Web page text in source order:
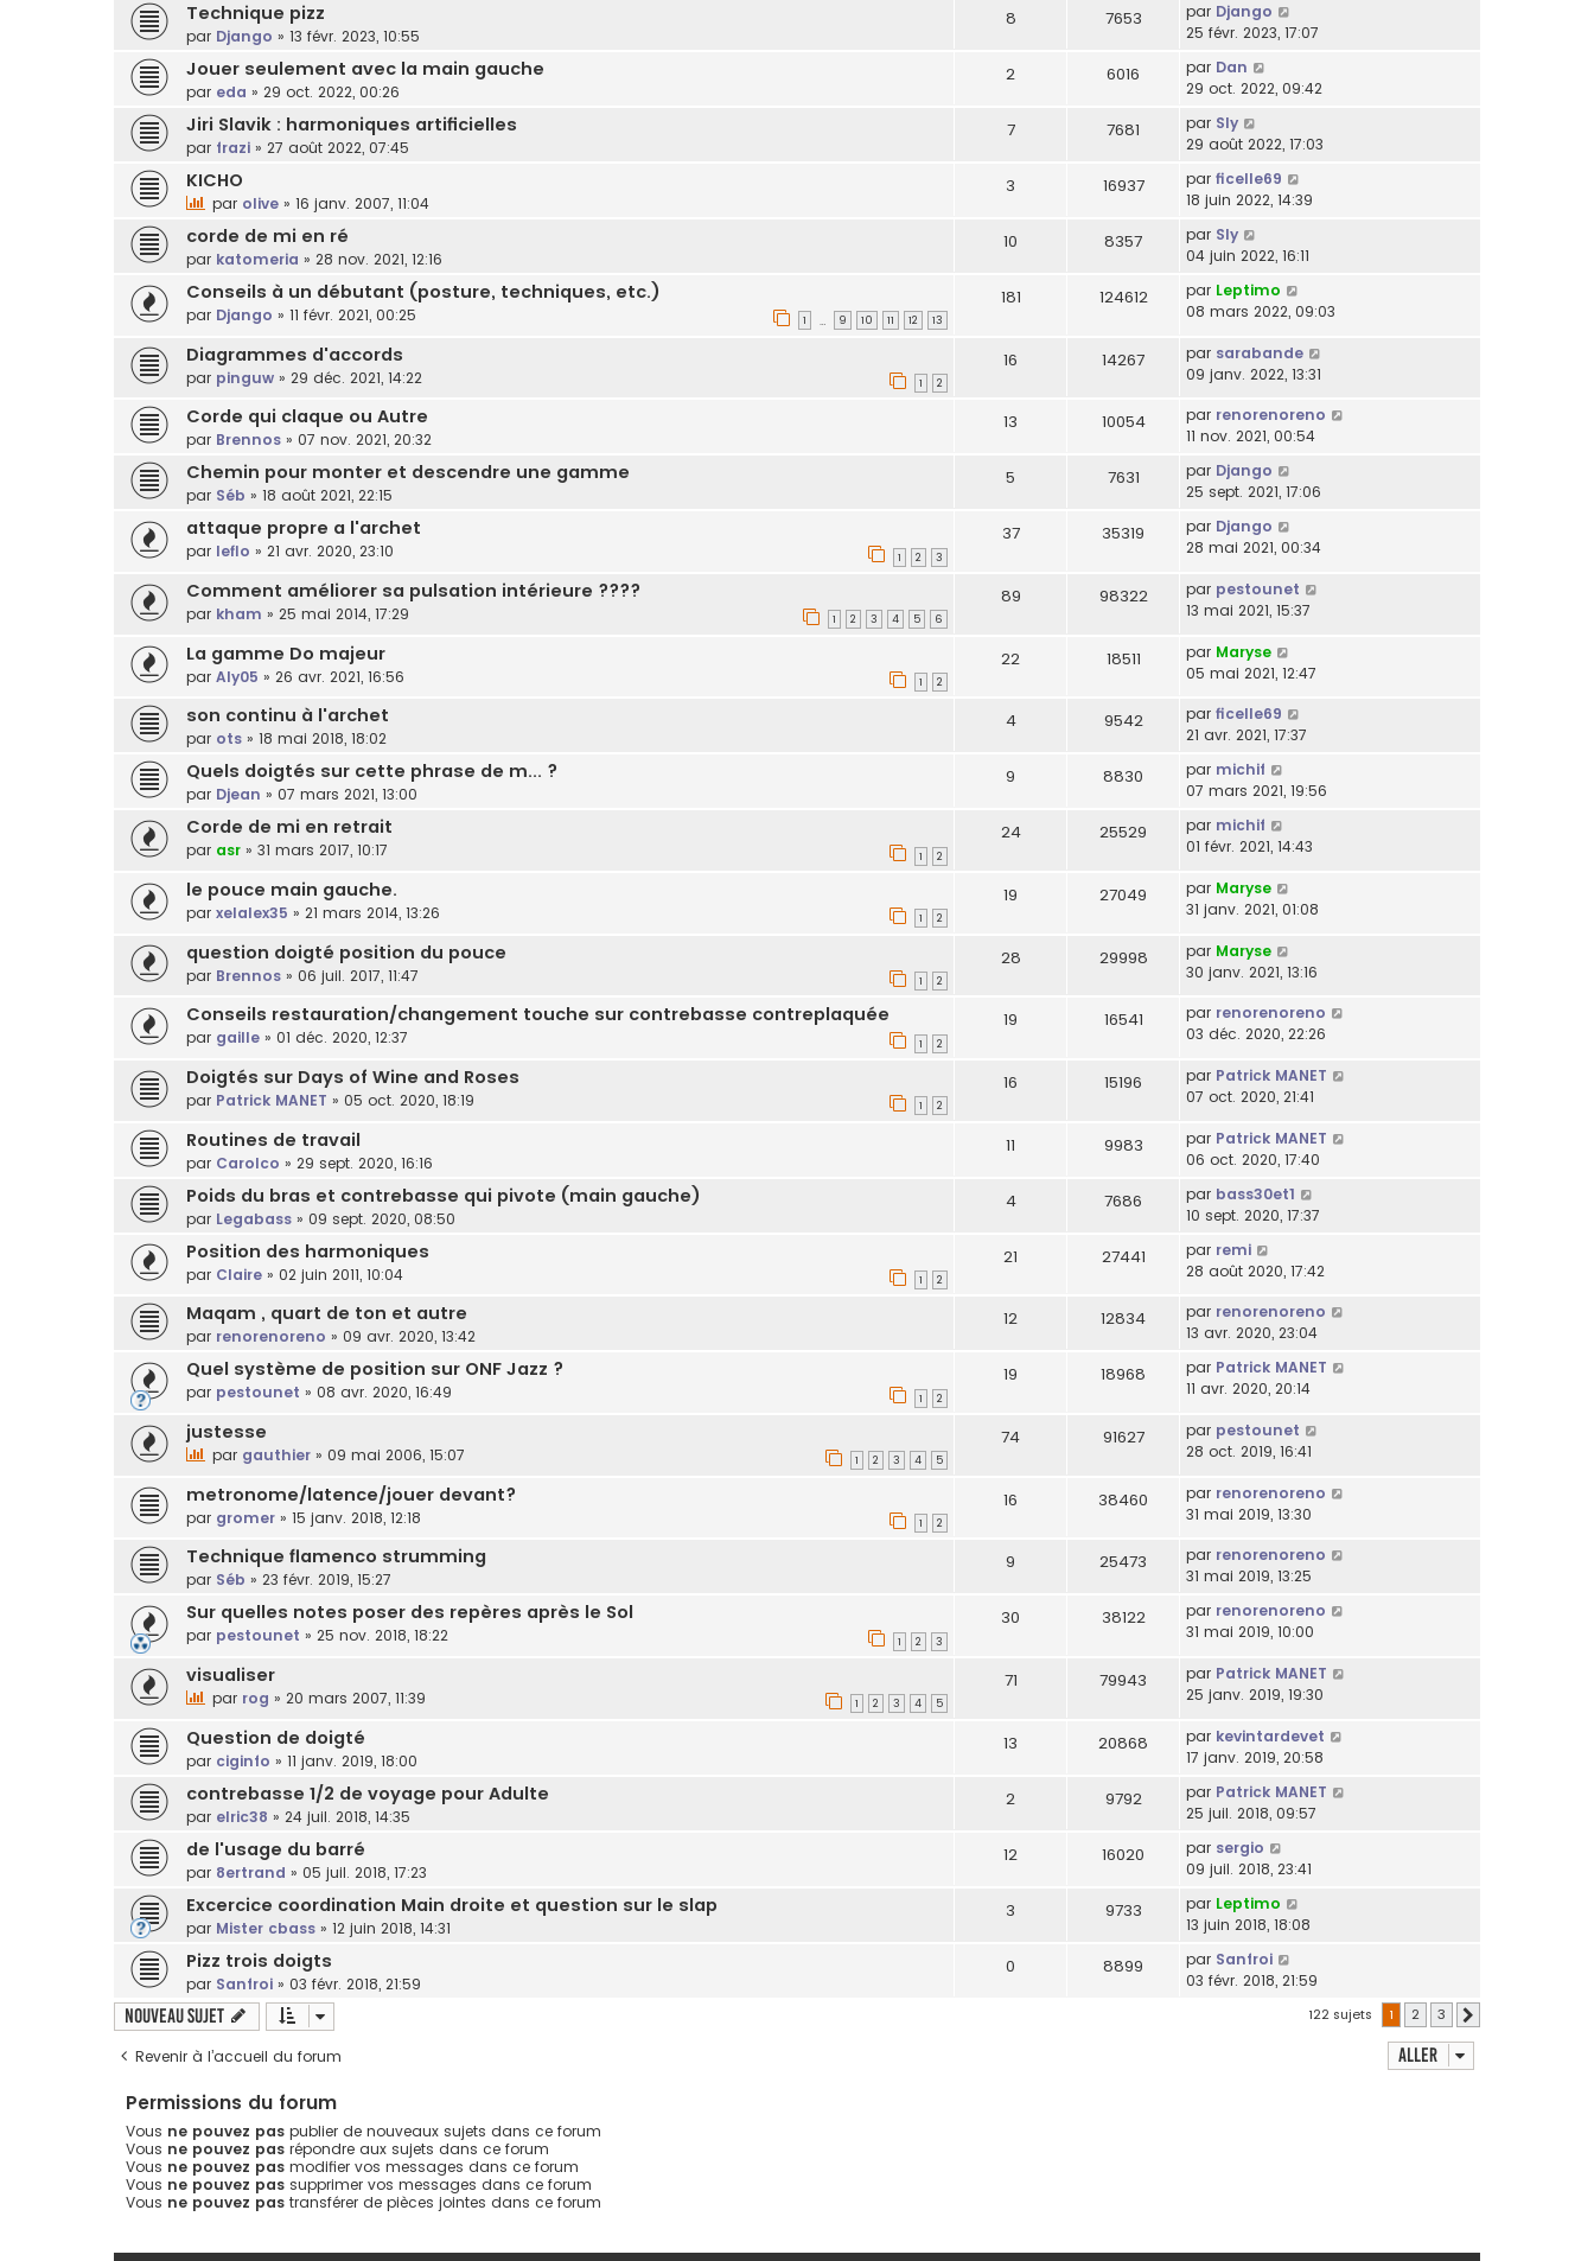
Technique pizz
par Django » 13 févr. 2023, 10:55
8 7653 par Django
25 févr. 2023, 17:07
Jouer seulement avec la main gauche
par eda » 29 oct. 2022, 00:26
2 6016 par Dan
29 oct. 2022, 09:42
Jiri Slavik : harmoniques artificielles
par frazi » 27 août 2022, 07:45
7 7681 par Sly
29 août 2022, 17:03
KICHO
par olive » 16 janv. 2007, 11:04
3 16937 par ficelle69
18 juin 2022, 14:39
corde de mi en ré
par katomeria » 28 nov. 2021, 12:16
10 8357 par Sly
04 juin 2022, 16:11
Conseils à un débutant (posture, techniques, etc.)
par Django » 11 févr. 2021, 00:25 1 … 9 10 11 12 13
181 124612 par Leptimo
08 mars 2022, 09:03
Diagrammes d'accords
par pinguw » 29 déc. 2021, 14:22 1 2
16 14267 par sarabande
09 janv. 2022, 13:31
Corde qui claque ou Autre
par Brennos » 07 nov. 2021, 20:32
13 10054 par renorenoreno
11 nov. 2021, 00:54
Chemin pour monter et descendre une gamme
par Séb » 18 août 2021, 22:15
5 7631 par Django
25 sept. 2021, 17:06
attaque propre a l'archet
par leflo » 21 avr. 2020, 23:10 1 2 3
37 35319 par Django
28 mai 2021, 00:34
Comment améliorer sa pulsation intérieure ????
par kham » 25 mai 2014, 17:29 1 2 3 4 5 6
89 98322 par pestounet
13 mai 2021, 15:37
La gamme Do majeur
par Aly05 » 26 avr. 2021, 16:56 1 2
22 18511 par Maryse
05 mai 2021, 12:47
son continu à l'archet
par ots » 18 mai 2018, 18:02
4 9542 par ficelle69
21 avr. 2021, 17:37
Quels doigtés sur cette phrase de m... ?
par Djean » 07 mars 2021, 13:00
9 8830 par michif
07 mars 2021, 19:56
Corde de mi en retrait
par asr » 31 mars 2017, 10:17 1 2
24 25529 par michif
01 févr. 2021, 14:43
le pouce main gauche.
par xelalex35 » 21 mars 2014, 13:26 1 2
19 27049 par Maryse
31 janv. 2021, 01:08
question doigté position du pouce
par Brennos » 06 juil. 2017, 11:47 1 2
28 29998 par Maryse
30 janv. 2021, 13:16
Conseils restauration/changement touche sur contrebasse contreplaquée
par gaille » 01 déc. 2020, 12:37 1 2
19 16541 par renorenoreno
03 déc. 2020, 22:26
Doigtés sur Days of Wine and Roses
par Patrick MANET » 05 oct. 2020, 18:19 1 2
16 15196 par Patrick MANET
07 oct. 2020, 21:41
Routines de travail
par Carolco » 29 sept. 2020, 16:16
11 9983 par Patrick MANET
06 oct. 2020, 17:40
Poids du bras et contrebasse qui pivote (main gauche)
par Legabass » 09 sept. 2020, 08:50
4 7686 par bass30et1
10 sept. 2020, 17:37
Position des harmoniques
par Claire » 02 juin 2011, 10:04 1 2
21 27441 par remi
28 août 2020, 17:42
Maqam , quart de ton et autre
par renorenoreno » 09 avr. 2020, 13:42
12 12834 par renorenoreno
13 avr. 2020, 23:04
Quel système de position sur ONF Jazz ?
par pestounet » 08 avr. 2020, 16:49 1 2
19 18968 par Patrick MANET
11 avr. 2020, 20:14
justesse
par gauthier » 09 mai 2006, 15:07 1 2 3 4 5
74 91627 par pestounet
28 oct. 2019, 16:41
metronome/latence/jouer devant?
par gromer » 15 janv. 2018, 12:18 1 2
16 38460 par renorenoreno
31 mai 2019, 13:30
Technique flamenco strumming
par Séb » 23 févr. 2019, 15:27
9 25473 par renorenoreno
31 mai 2019, 13:25
Sur quelles notes poser des repères après le Sol
par pestounet » 25 nov. 2018, 18:22 1 2 3
30 38122 par renorenoreno
31 mai 2019, 10:00
visualiser
par rog » 20 mars 2007, 11:39 1 2 3 4 5
71 79943 par Patrick MANET
25 janv. 2019, 19:30
Question de doigté
par ciginfo » 11 janv. 2019, 18:00
13 20868 par kevintardevet
17 janv. 2019, 20:58
contrebasse 1/2 de voyage pour Adulte
par elric38 » 24 juil. 2018, 14:35
2 9792 par Patrick MANET
25 juil. 2018, 09:57
de l'usage du barré
par 8ertrand » 05 juil. 2018, 17:23
12 16020 par sergio
09 juil. 2018, 23:41
Excercice coordination Main droite et question sur le slap
par Mister cbass » 12 juin 2018, 14:31
3 9733 par Leptimo
13 juin 2018, 18:08
Pizz trois doigts
par Sanfroi » 03 févr. 2018, 21:59
0 8899 par Sanfroi
03 févr. 2018, 21:59
Nouveau sujet 122 sujets 1 2 3
Revenir à l’accueil du forum Aller
Permissions du forum
Vous ne pouvez pas publier de nouveaux sujets dans ce forum
Vous ne pouvez pas répondre aux sujets dans ce forum
Vous ne pouvez pas modifier vos messages dans ce forum
Vous ne pouvez pas supprimer vos messages dans ce forum
Vous ne pouvez pas transférer de pièces jointes dans ce forum